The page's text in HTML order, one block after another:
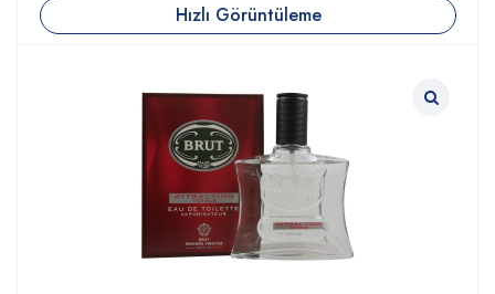
Hızlı Görüntüleme